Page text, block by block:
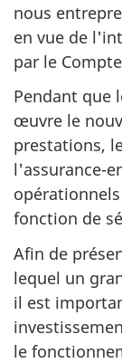
nous
en vue de
par le
Pendant que
œuvre le
prestations,
l'assurance-
fonction de
Afin de
lequel un
il est
le